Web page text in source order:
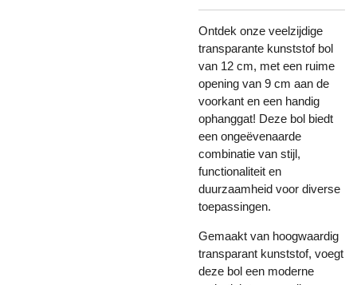
Ontdek onze veelzijdige
transparante kunststof bol
van 12 cm, met een ruime
opening van 9 cm aan de
voorkant en een handig
ophanggat! Deze bol biedt
een ongeëvenaarde
combinatie van stijl,
functionaliteit en
duurzaamheid voor diverse
toepassingen.
Gemaakt van hoogwaardig
transparant kunststof, voegt
deze bol een moderne